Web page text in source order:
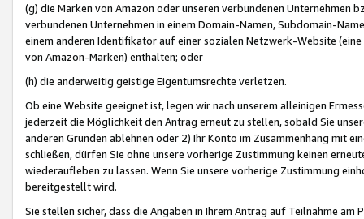
(g) die Marken von Amazon oder unseren verbundenen Unternehmen
verbundenen Unternehmen in einem Domain-Namen, Subdomain-
einem anderen Identifikator auf einer sozialen Netzwerk-Website
von Amazon-Marken) enthalten; oder
(h) die anderweitig geistige Eigentumsrechte verletzen.
Ob eine Website geeignet ist, legen wir nach unserem alleinigen
jederzeit die Möglichkeit den Antrag erneut zu stellen, sobald Sie
anderen Gründen ablehnen oder 2) Ihr Konto im Zusammenhang mit
schließen, dürfen Sie ohne unsere vorherige Zustimmung keinen
wiederaufleben zu lassen. Wenn Sie unsere vorherige Zustimmung
bereitgestellt wird.
Sie stellen sicher, dass die Angaben in Ihrem Antrag auf Teilnahme